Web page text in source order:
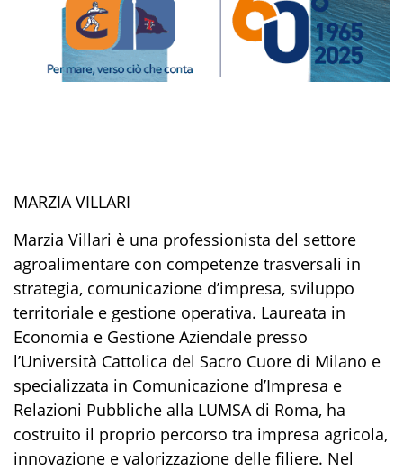
MARZIA VILLARI
Marzia Villari è una professionista del settore
agroalimentare con competenze trasversali in
strategia, comunicazione d’impresa, sviluppo
territoriale e gestione operativa. Laureata in
Economia e Gestione Aziendale presso
l’Università Cattolica del Sacro Cuore di Milano e
specializzata in Comunicazione d’Impresa e
Relazioni Pubbliche alla LUMSA di Roma, ha
costruito il proprio percorso tra impresa agricola,
innovazione e valorizzazione delle filiere. Nel